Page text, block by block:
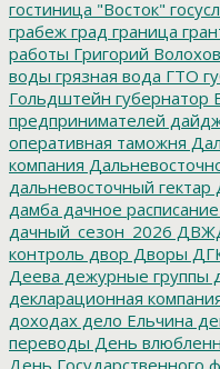
гостиница "Восток"
грабеж град граница
работы Григорий Волохов
воды грязная вода ГТО
Гольдштейн губернатор
предпринимателей
оперативная таможня
компания
дальневосточный гектар
дамба дачное расписание
дачный_сезон_2026
контроль двор Дворы
Деева дежурные группы
декларационная
доходах дело Ельчина
переводы День
День Государственного